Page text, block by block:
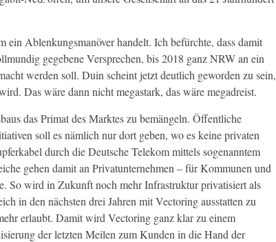
Ablenkungsmanöver handelt. Ich befürchte, dass damit
gegebene Versprechen, bis 2018 ganz NRW an ein
werden soll. Duin scheint jetzt deutlich geworden zu sein,
Das wäre dann nicht megastark, das wäre megadreist.
das Primat des Marktes zu bemängeln. Öffentliche
soll es nämlich nur dort geben, wo es keine privaten
durch die Deutsche Telekom mittels sogenanntem
gehen damit an Privatunternehmen – für Kommunen und
So wird in Zukunft noch mehr Infrastruktur privatisiert als
in den nächsten drei Jahren mit Vectoring ausstatten zu
erlaubt. Damit wird Vectoring ganz klar zu einem
der letzten Meilen zum Kunden in die Hand der